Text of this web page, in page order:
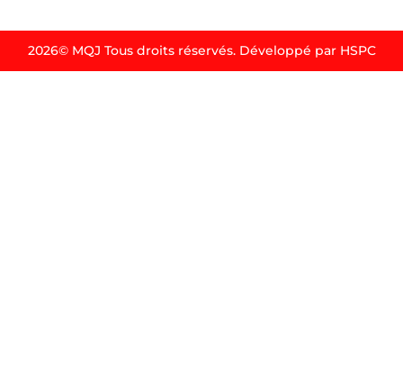
2026© MQJ Tous droits réservés. Développé par HSPC